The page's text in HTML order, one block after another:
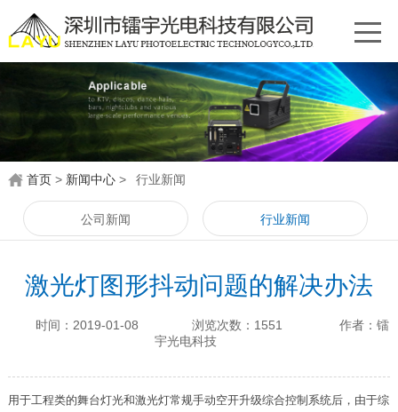
首页 > 新闻中心 > 行业新闻
公司新闻 行业新闻
激光灯图形抖动问题的解决办法
时间：2019-01-08 浏览次数：1551
作者：镭
宇光电科技
用于工程类的舞台灯光和激光灯常规手动空开升级综合控制系统后，由于综